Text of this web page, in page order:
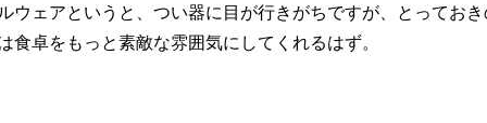
ウェアというと、つい器に目が行きがちですが、とってお
食卓をもっと素敵な雰囲気にしてくれるはず。